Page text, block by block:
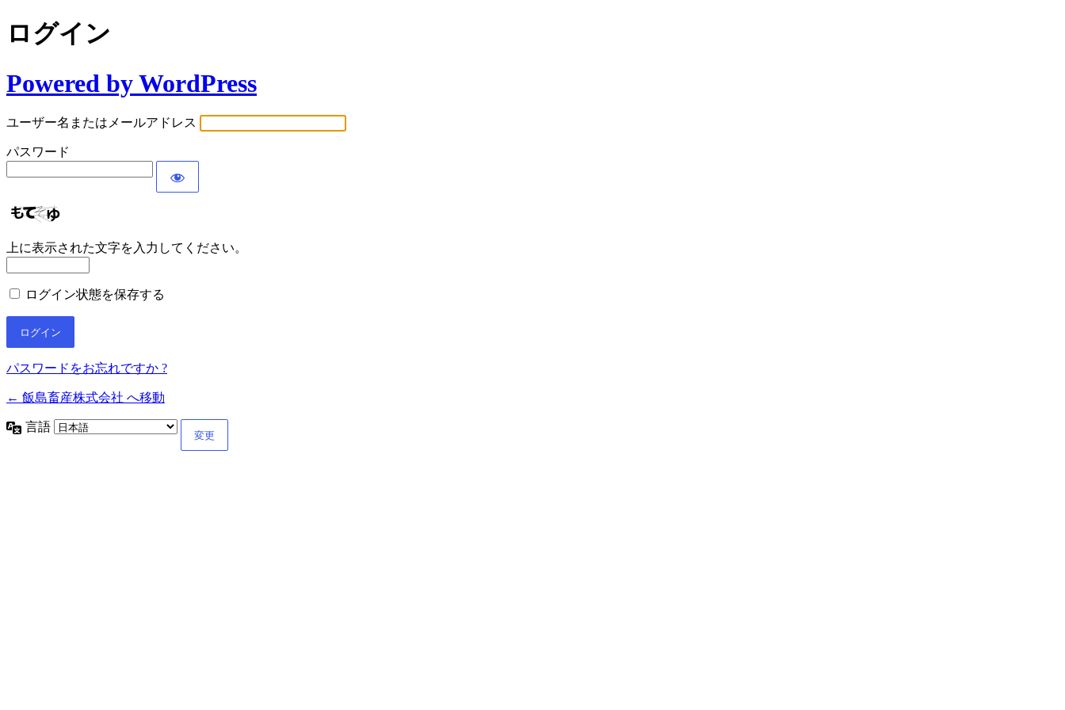
ログイン
Powered by WordPress
ユーザー名またはメールアドレス
パスワード
上に表示された文字を入力してください。
ログイン状態を保存する
パスワードをお忘れですか ?
← 飯島畜産株式会社 へ移動
言語